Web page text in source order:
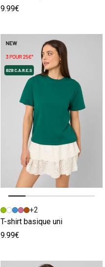
9.99€
Image précédente
Image suivante
+2
T-shirt basique uni
9.99€